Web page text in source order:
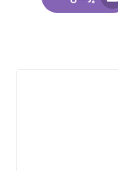
Email